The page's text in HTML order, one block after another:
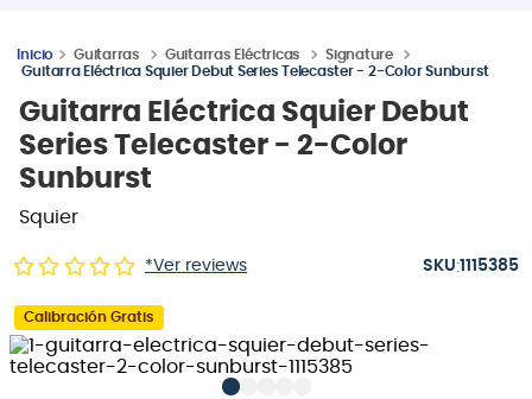
Guitarras Guitarras Eléctricas
Signature
Guitarra Eléctrica Squier Debut Series Telecaster - 2-Color Sunburst
Guitarra Eléctrica Squier Debut
Series Telecaster - 2-Color
Sunburst
Squier
*Ver reviews :1115385
Calibración Gratis